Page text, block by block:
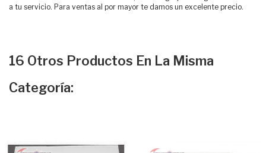
a tu servicio. Para ventas al por mayor te damos un excelente precio.
16 Otros Productos En La Misma
Categoría: